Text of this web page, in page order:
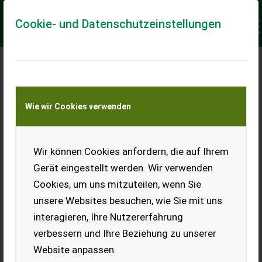
Cookie- und Datenschutzeinstellungen
Wie wir Cookies verwenden
Wir können Cookies anfordern, die auf Ihrem
Gerät eingestellt werden. Wir verwenden
Cookies, um uns mitzuteilen, wenn Sie
unsere Websites besuchen, wie Sie mit uns
interagieren, Ihre Nutzererfahrung
verbessern und Ihre Beziehung zu unserer
Website anpassen.
Meine Transportkostenanfrage
Transport von Land- und Baumaschinen –
KEINE Tiertransporte
Ladeort
Ort